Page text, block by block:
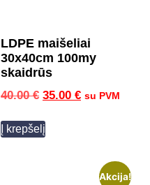
LDPE maišeliai
30x40cm 100my
skaidrūs
40.00€ 35.00 € su PVM
Į krepšelį
Akcija!